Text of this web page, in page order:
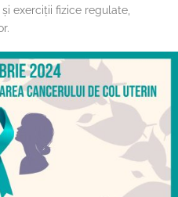
exerciții fizice regulate,